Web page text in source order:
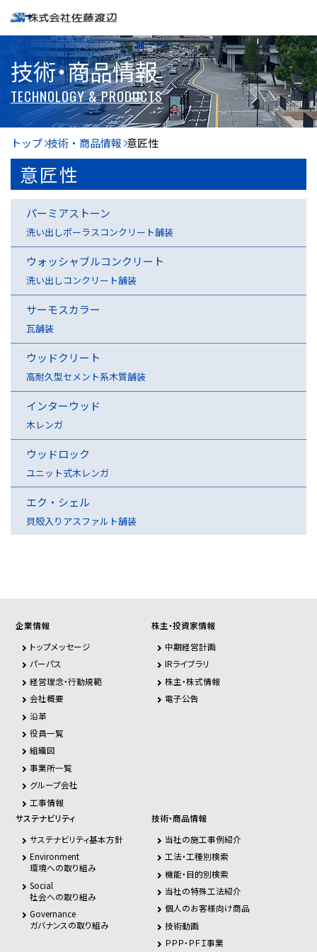
技術・商品情報
TECHNOLOGY & PRODUCTS
トップ 技術・商品情報 意匠性
意匠性
パーミアストーン
洗い出しポーラスコンクリート舗装
ウォッシャブルコンクリート
洗い出しコンクリート舗装
サーモスカラー
瓦舗装
ウッドクリート
高耐久型セメント系木質舗装
インターウッド
木レンガ
ウッドロック
ユニット式木レンガ
エク・シェル
貝殻入りアスファルト舗装
企業情報
トップメッセージ
パーパス
経営理念・行動規範
会社概要
沿革
役員一覧
組織図
事業所一覧
グループ会社
工事情報
株主・投資家情報
中期経営計画
IRライブラリ
株主・株式情報
電子公告
サステナビリティ
サステナビリティ基本方針
Environment
環境への取り組み
Social
社会への取り組み
Governance
ガバナンスの取り組み
技術・商品情報
当社の施工事例紹介
工法・工種別検索
機能・目的別検索
当社の特殊工法紹介
個人のお客様向け商品
技術動画
ＰＰＰ・ＰＦＩ事業